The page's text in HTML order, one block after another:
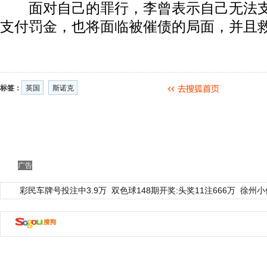
面对自己的罪行，李曾表示自己无法
支付罚金，也将面临被催债的局面，并且
标签： 英国 斯诺克
广告
彩民车牌号投注中3.9万 双色球148期开奖:头奖11注666万 徐州